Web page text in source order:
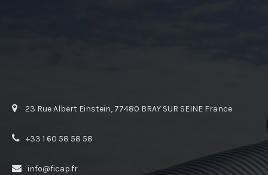
23 Rue Albert Einstein, 77480 BRAY SUR SEINE France
+33 1 60 58 58 58
info@ficap.fr